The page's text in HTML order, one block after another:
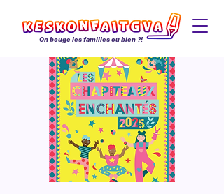
On bouge les familles ou bien ?!